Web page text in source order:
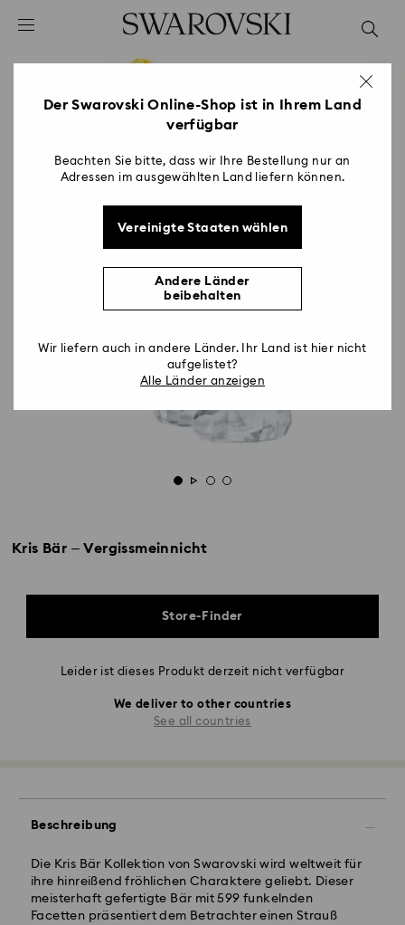
Liste Tastaturkürzel
2 - Footer
Kris Bär – Vergissmeinnicht
Store-Finder
Leider ist dieses Produkt derzeit nicht verfügbar
We deliver to other countries
See all countries
Beschreibung
Die Kris Bär Kollektion von Swarovski wird weltweit für
ihre hinreißend fröhlichen Charaktere geliebt. Dieser
meisterhaft gefertigte Bär mit 599 funkelnden
Facetten präsentiert dem Betrachter einen Strauß
Der Swarovski Online-Shop ist in Ihrem Land
verfügbar
Beachten Sie bitte, dass wir Ihre Bestellung nur an
Adressen im ausgewählten Land liefern können.
Vereinigte Staaten wählen
Andere Länder
beibehalten
Wir liefern auch in andere Länder. Ihr Land ist hier nicht
aufgelistet?
Alle Länder anzeigen